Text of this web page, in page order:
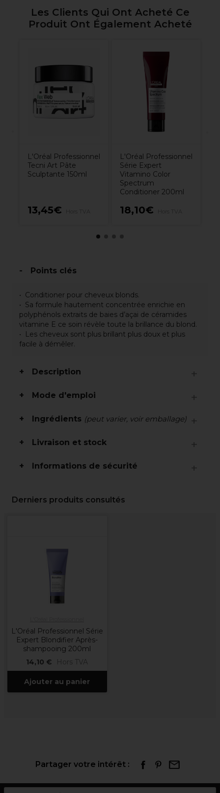
Les Clients Qui Ont Acheté Ce
Produit Ont Également Acheté
L'Oréal Professionnel
Tecni Art Pâte
Sculptante 150ml
13,45€
L'Oréal Professionnel
Série Expert
Vitamino Color
Spectrum
Conditioner 200ml
18,10€
Points clés
Conditioner pour cheveux blonds.
Sa formule hautement concentrée enrichie en
polyphénols extraits de baies d’açai de céramides
vitamine E ce soin révèle toute la brillance du blond.
Les cheveux sont plus brillant plus doux et plus
facile à démêler.
Description
Mode d'emploi
Ingrédients (peut varier, voir emballage)
Livraison et stock
Informations de sécurité
Derniers produits consultés
L'Oréal Professionnel Série
Expert Blondifier Après-
shampooing 200ml
14,10 €
Hors TVA
Ajouter au panier
Partager votre intérêt :